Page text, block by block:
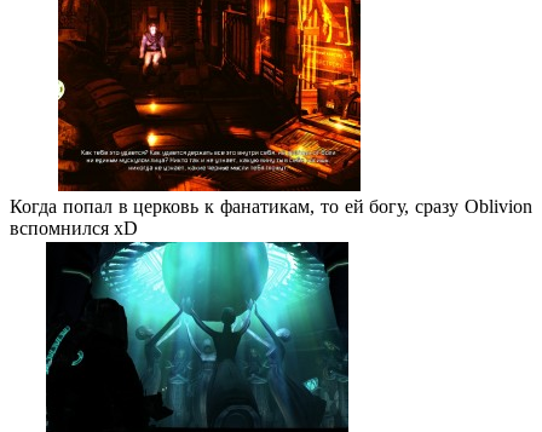
Когда попал в церковь к фанатикам, то ей богу, сразу Oblivion
вспомнился xD